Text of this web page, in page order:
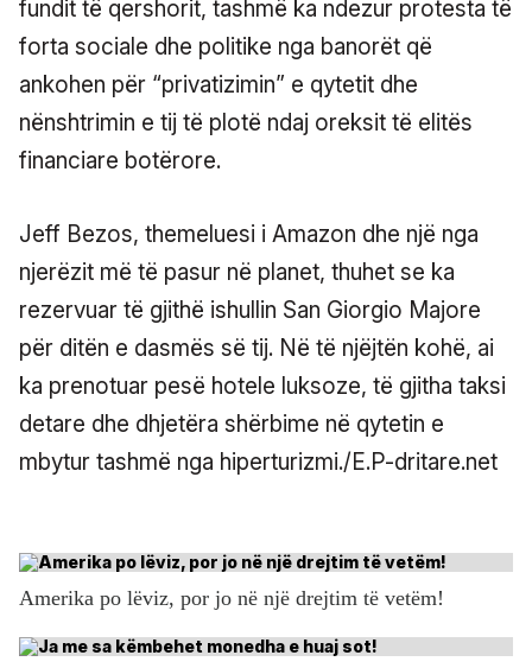
fundit të qershorit, tashmë ka ndezur protesta të
forta sociale dhe politike nga banorët që
ankohen për “privatizimin” e qytetit dhe
nënshtrimin e tij të plotë ndaj oreksit të elitës
financiare botërore.
Jeff Bezos, themeluesi i Amazon dhe një nga
njerëzit më të pasur në planet, thuhet se ka
rezervuar të gjithë ishullin San Giorgio Majore
për ditën e dasmës së tij. Në të njëjtën kohë, ai
ka prenotuar pesë hotele luksoze, të gjitha taksi
detare dhe dhjetëra shërbime në qytetin e
mbytur tashmë nga hiperturizmi./E.P-dritare.net
Amerika po lëviz, por jo në një drejtim të vetëm!